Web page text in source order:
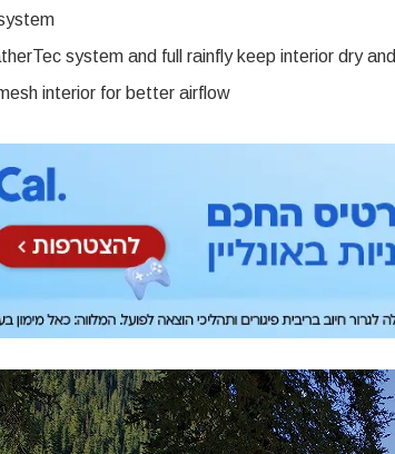
system and full rainfly keep interior dry
interior for better airflow